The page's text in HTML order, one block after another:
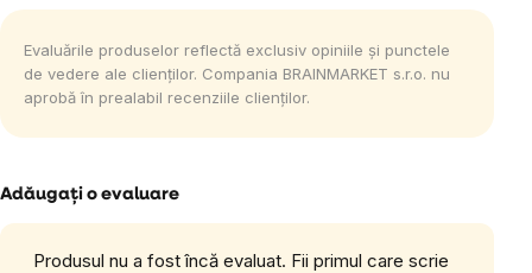
Evaluările produselor reflectă exclusiv opiniile și punctele
de vedere ale clienților. Compania BRAINMARKET s.r.o. nu
aprobă în prealabil recenziile clienților.
Adăugaţi o evaluare
Produsul nu a fost încă evaluat. Fii primul care scrie